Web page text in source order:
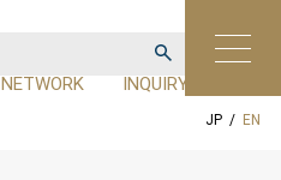
NETWORK INQUIRY
JP / EN